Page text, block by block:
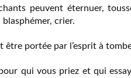
peuvent éternuer,
crier.
être portée par l’esprit à
qui vous priez et qui